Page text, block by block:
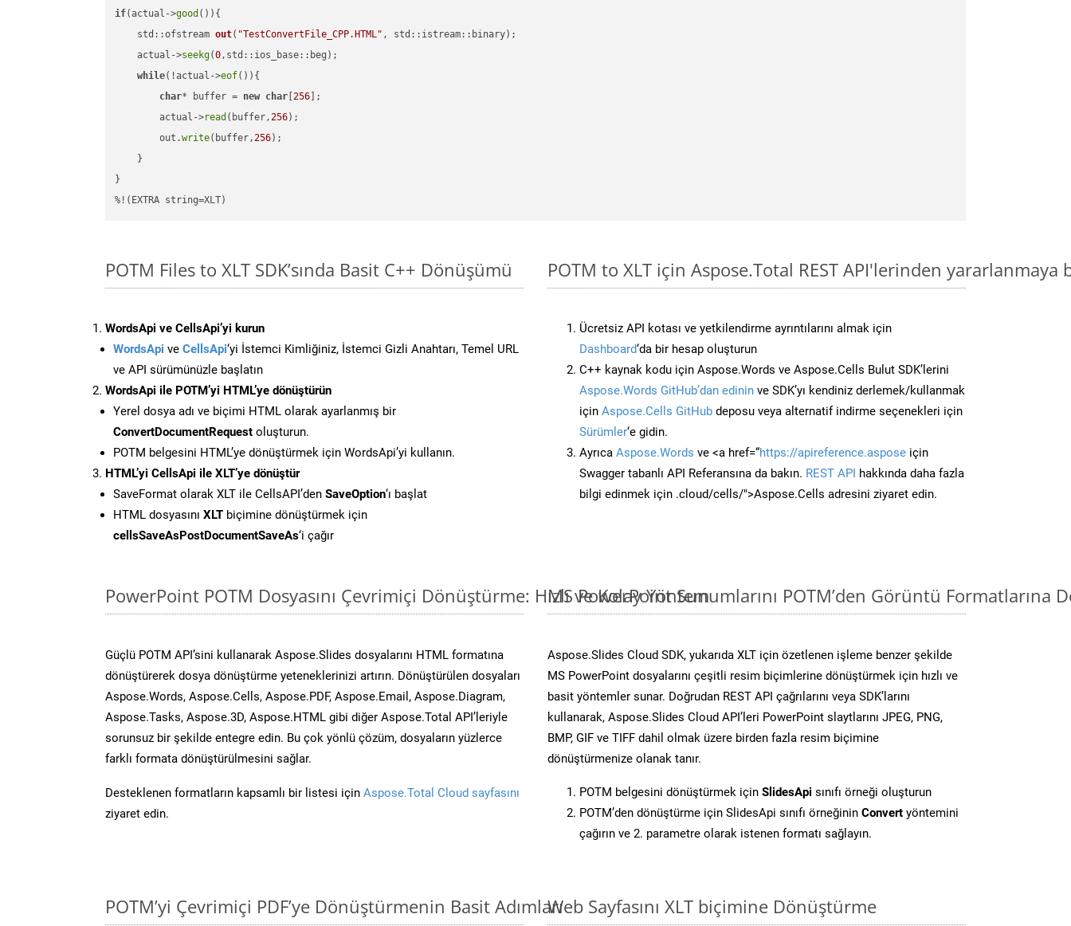
if(actual->good ()){
std::ofstream out( "TestConvertFile_CPP.HTML" , std::istream::binary) ;
    actual->
seekg(0,std::ios_base::beg);
while(!actual->eof()){
char* buffer = new char [256 ];
        actual->
read (buffer,256);
        out.
write(buffer,256);
    }
}
%!(EXTRA string=XLT)
POTM Files to XLT SDK’sında Basit C++ Dönüşümü
WordsApi ve CellsApi’yi kurun
WordsApi ve CellsApi‘yi İstemci Kimliğiniz, İstemci Gizli Anahtarı, Temel URL
ve API sürümünüzle başlatın
WordsApi ile POTM’yi HTML’ye dönüştürün
Yerel dosya adı ve biçimi HTML olarak ayarlanmış bir
ConvertDocumentRequest oluşturun.
POTM belgesini HTML’ye dönüştürmek için WordsApi’yi kullanın.
HTML’yi CellsApi ile XLT’ye dönüştür
SaveFormat olarak XLT ile CellsAPI’den SaveOption‘ı başlat
HTML dosyasını XLT biçimine dönüştürmek için
cellsSaveAsPostDocumentSaveAs‘i çağır
POTM to XLT için Aspose.Total REST API'lerinden yararlanmaya
Ücretsiz API kotası ve yetkilendirme ayrıntılarını almak için
Dashboard‘da bir hesap oluşturun
C++ kaynak kodu için Aspose.Words ve Aspose.Cells Bulut SDK’lerini
Aspose.Words GitHub’dan edinin ve SDK’yı kendiniz derlemek/kullanmak
için Aspose.Cells GitHub deposu veya alternatif indirme seçenekleri için
Sürümler‘e gidin.
Ayrıca Aspose.Words ve <a href=“https://apireference.aspose için
Swagger tabanlı API Referansına da bakın. REST API hakkında daha fazla
bilgi edinmek için .cloud/cells/">Aspose.Cells adresini ziyaret edin.
PowerPoint POTM Dosyasını Çevrimiçi Dönüştürme: Hızlı ve Kolay Yöntem
Güçlü POTM API’sini kullanarak Aspose.Slides dosyalarını HTML formatına
dönüştürerek dosya dönüştürme yeteneklerinizi artırın. Dönüştürülen dosyaları
Aspose.Words, Aspose.Cells, Aspose.PDF, Aspose.Email, Aspose.Diagram,
Aspose.Tasks, Aspose.3D, Aspose.HTML gibi diğer Aspose.Total API’leriyle
sorunsuz bir şekilde entegre edin. Bu çok yönlü çözüm, dosyaların yüzlerce
farklı formata dönüştürülmesini sağlar.
Desteklenen formatların kapsamlı bir listesi için Aspose.Total Cloud sayfasını
ziyaret edin.
MS PowerPoint Sunumlarını POTM’den Görüntü Formatlarına
Aspose.Slides Cloud SDK, yukarıda XLT için özetlenen işleme benzer şekilde
MS PowerPoint dosyalarını çeşitli resim biçimlerine dönüştürmek için hızlı ve
basit yöntemler sunar. Doğrudan REST API çağrılarını veya SDK’larını
kullanarak, Aspose.Slides Cloud API’leri PowerPoint slaytlarını JPEG, PNG,
BMP, GIF ve TIFF dahil olmak üzere birden fazla resim biçimine
dönüştürmenize olanak tanır.
POTM belgesini dönüştürmek için SlidesApi sınıfı örneği oluşturun
POTM’den dönüştürme için SlidesApi sınıfı örneğinin Convert yöntemini
çağırın ve 2. parametre olarak istenen formatı sağlayın.
POTM’yi Çevrimiçi PDF’ye Dönüştürmenin Basit AdımlarıWeb Sayfasını XLT biçimine Dönüştürme